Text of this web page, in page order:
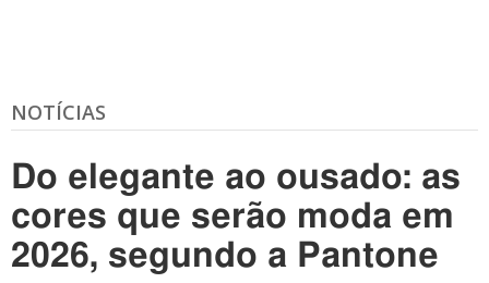
NOTÍCIAS
Do elegante ao ousado: as
cores que serão moda em
2026, segundo a Pantone